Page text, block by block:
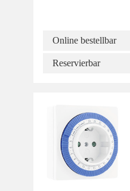
Online bestellbar
Reservierbar